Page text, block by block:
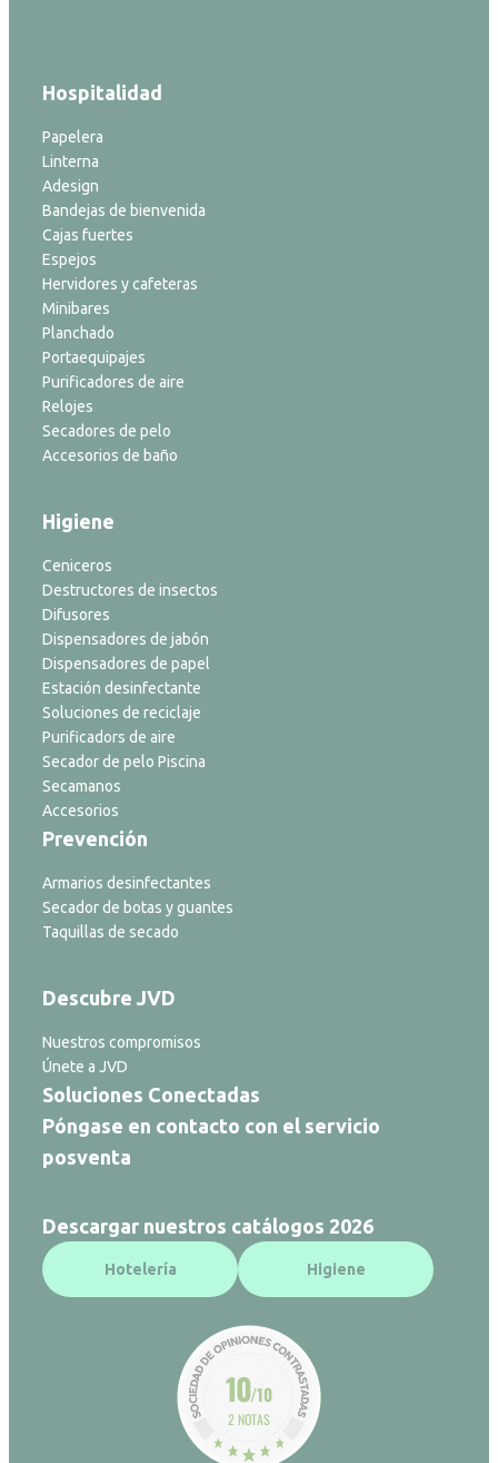
Hospitalidad
Papelera
Linterna
Adesign
Bandejas de bienvenida
Cajas fuertes
Espejos
Hervidores y cafeteras
Minibares
Planchado
Portaequipajes
Purificadores de aire
Relojes
Secadores de pelo
Accesorios de baño
Higiene
Ceniceros
Destructores de insectos
Difusores
Dispensadores de jabón
Dispensadores de papel
Estación desinfectante
Soluciones de reciclaje
Purificadors de aire
Secador de pelo Piscina
Secamanos
Accesorios
Prevención
Armarios desinfectantes
Secador de botas y guantes
Taquillas de secado
Descubre JVD
Nuestros compromisos
Únete a JVD
Soluciones Conectadas
Póngase en contacto con el servicio
posventa
Descargar nuestros catálogos 2026
Hotelería Higiene
10/10
2 NOTAS